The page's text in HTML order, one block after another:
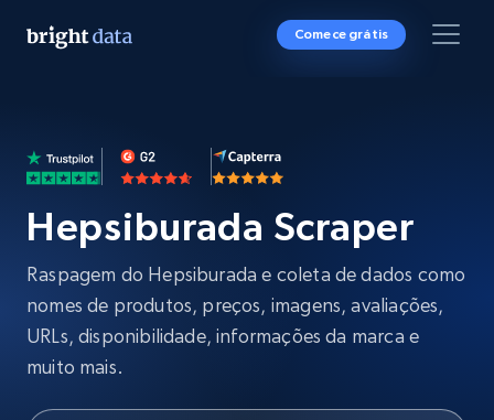
Comece grátis
Hepsiburada Scraper
Raspagem do Hepsiburada e coleta de dados como
nomes de produtos, preços, imagens, avaliações,
URLs, disponibilidade, informações da marca e
muito mais.